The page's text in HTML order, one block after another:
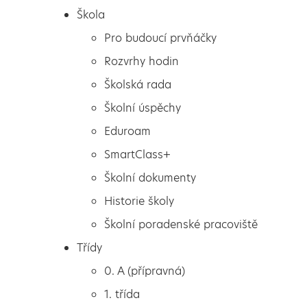
Pro budoucí prvňáčky
Rozvrhy hodin
Školská rada
Škola
Pro budoucí prvňáčky
Rozvrhy hodin
Školská rada
Školní úspěchy
Eduroam
SmartClass+
Školní dokumenty
Historie školy
Školní poradenské pracoviště
Třídy
0. A (přípravná)
1. třída
Velké vědomostní zápolení